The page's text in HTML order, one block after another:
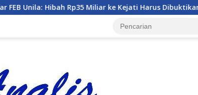
Miliar ke Kejati Harus Dibuktikan Lebih Bermanfaat